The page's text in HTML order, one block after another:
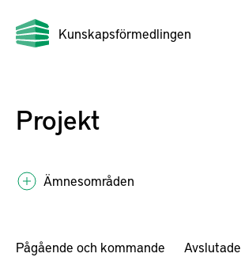
Kunskapsförmedlingen
Projekt
Ämnesområden
Pågående och kommande Avslutade